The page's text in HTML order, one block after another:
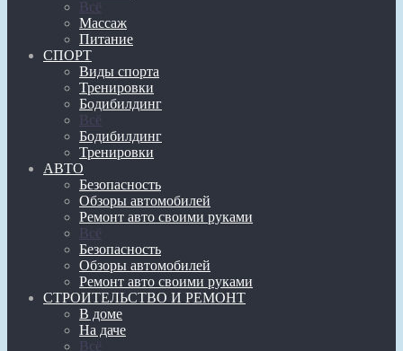
Всё
Массаж
Питание
СПОРТ
Виды спорта
Тренировки
Бодибилдинг
Всё
Бодибилдинг
Тренировки
АВТО
Безопасность
Обзоры автомобилей
Ремонт авто своими руками
Всё
Безопасность
Обзоры автомобилей
Ремонт авто своими руками
СТРОИТЕЛЬСТВО И РЕМОНТ
В доме
На даче
Всё